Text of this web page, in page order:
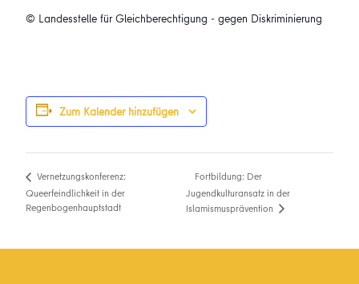
© Landesstelle für Gleichberechtigung - gegen Diskriminierung
Zum Kalender hinzufügen
Vernetzungskonferenz:
Queerfeindlichkeit in der
Regenbogenhauptstadt
Fortbildung: Der
Jugendkulturansatz in der
Islamismusprävention